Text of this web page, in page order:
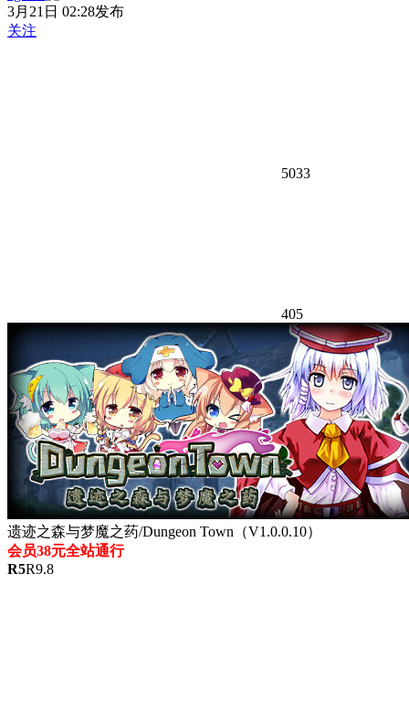
3月21日 02:28发布
关注
5033
405
遗迹之森与梦魔之药/Dungeon Town（V1.0.0.10）
会员38元全站通行
R5R9.8